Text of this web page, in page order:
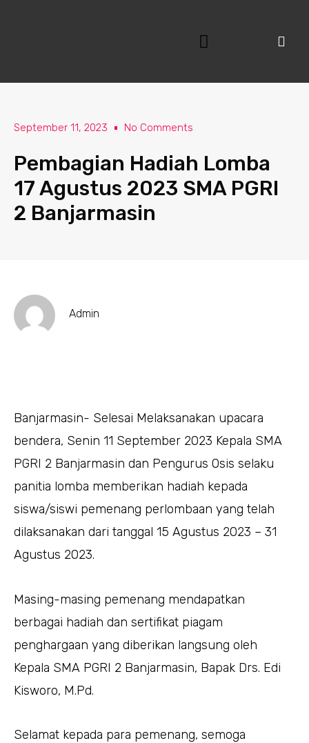
September 11, 2023 No Comments
Pembagian Hadiah Lomba
17 Agustus 2023 SMA PGRI
2 Banjarmasin
Admin
Banjarmasin- Selesai Melaksanakan upacara
bendera, Senin 11 September 2023 Kepala SMA
PGRI 2 Banjarmasin dan Pengurus Osis selaku
panitia lomba memberikan hadiah kepada
siswa/siswi pemenang perlombaan yang telah
dilaksanakan dari tanggal 15 Agustus 2023 – 31
Agustus 2023.
Masing-masing pemenang mendapatkan
berbagai hadiah dan sertifikat piagam
penghargaan yang diberikan langsung oleh
Kepala SMA PGRI 2 Banjarmasin, Bapak Drs. Edi
Kisworo, M.Pd.
Selamat kepada para pemenang, semoga